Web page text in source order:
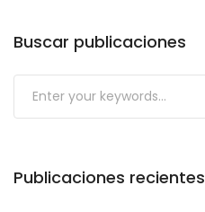
Buscar publicaciones
Publicaciones recientes